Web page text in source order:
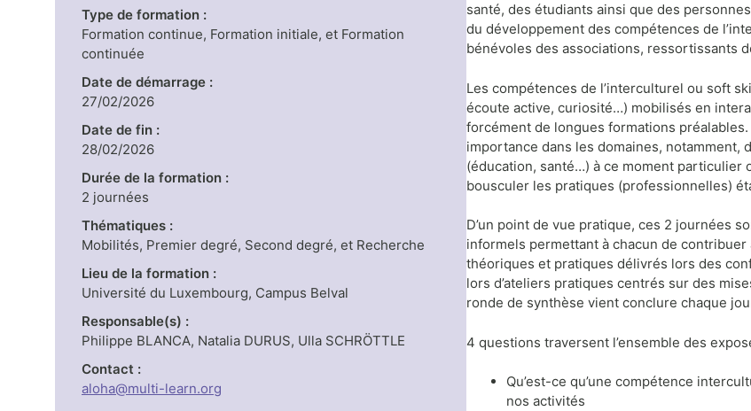
Type de formation :
Formation continue, Formation initiale, et Formation
continuée
Date de démarrage :
27/02/2026
Date de fin :
28/02/2026
Durée de la formation :
2 journées
Thématiques :
Mobilités, Premier degré, Second degré, et Recherche
Lieu de la formation :
Université du Luxembourg, Campus Belval
Responsable(s) :
Philippe BLANCA, Natalia DURUS, Ulla SCHRÖTTLE
Contact :
aloha@multi-learn.org
santé, des étudiants ainsi que des
du développement des compétences de
bénévoles des associations, ressortissants
Les compétences de l’interculturel ou soft
écoute active, curiosité…) mobilisés en
forcément de longues formations
importance dans les domaines,
(éducation, santé…) à ce moment
bousculer les pratiques (professionnelles)
D’un point de vue pratique, ces 2 journées
informels permettant à chacun de
théoriques et pratiques délivrés lors des
lors d’ateliers pratiques centrés sur des
ronde de synthèse vient conclure chaque
4 questions traversent l’ensemble des
Qu’est-ce qu’une compétence
nos activités